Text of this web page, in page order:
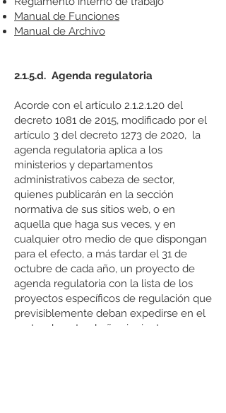
Manual de Funciones
Manual de Archivo
2.1.5.d. Agenda regulatoria
Acorde con el artículo 2.1.2.1.20 del
decreto 1081 de 2015, modificado por el
artículo 3 del decreto 1273 de 2020, la
agenda regulatoria aplica a los
ministerios y departamentos
administrativos cabeza de sector,
quienes publicarán en la sección
normativa de sus sitios web, o en
aquella que haga sus veces, y en
cualquier otro medio de que dispongan
para el efecto, a más tardar el 31 de
octubre de cada año, un proyecto de
agenda regulatoria con la lista de los
proyectos específicos de regulación que
previsiblemente deban expedirse en el
sector durante el año siguiente.